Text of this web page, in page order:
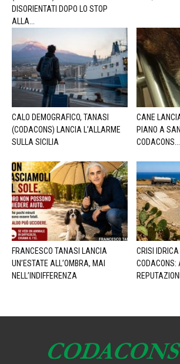
DISORIENTATI DOPO LO STOP
ALLA...
CALO DEMOGRAFICO, TANASI
(CODACONS) LANCIA L’ALLARME
SULLA SICILIA
CANE
PIANO A
CODACONS...
FRANCESCO TANASI LANCIA
UN’ESTATE ALL’OMBRA, MAI
NELL’INDIFFERENZA
CRISI
CODACONS: